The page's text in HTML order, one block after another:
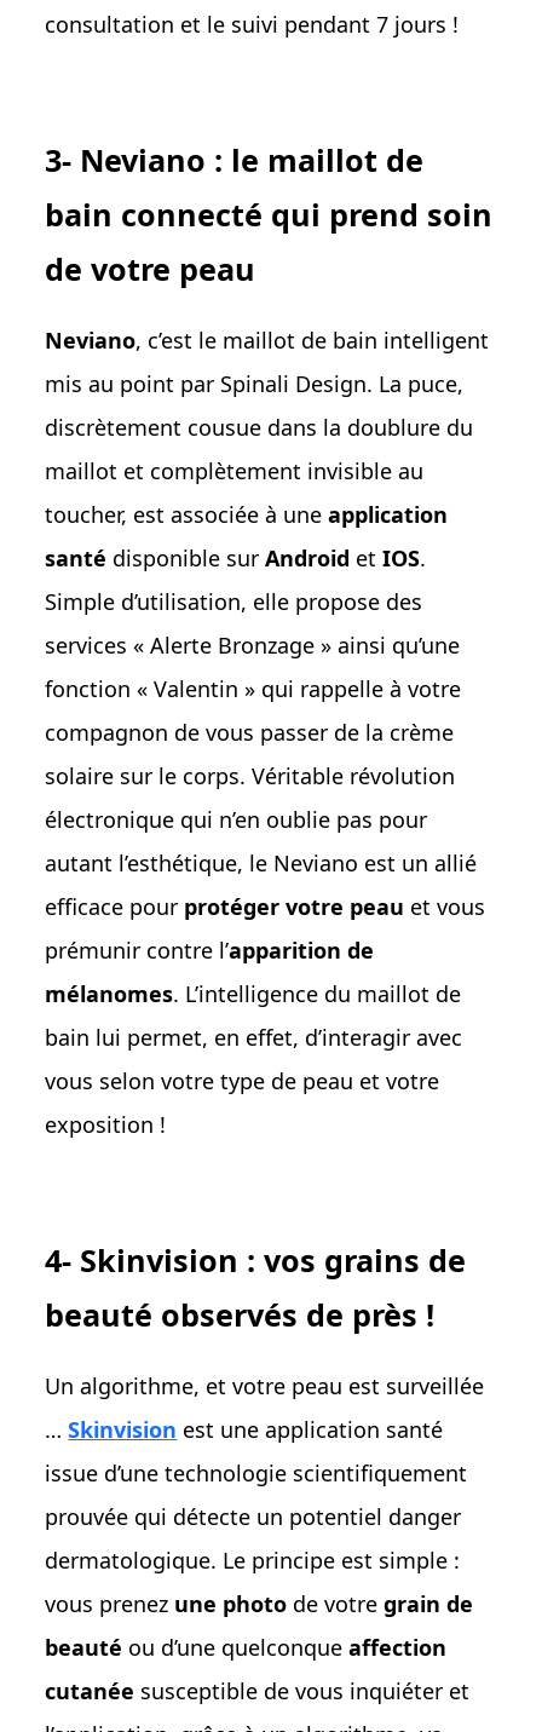
consultation et le suivi pendant 7 jours !
3- Neviano : le maillot de
bain connecté qui prend soin
de votre peau
Neviano, c’est le maillot de bain intelligent
mis au point par Spinali Design. La puce,
discrètement cousue dans la doublure du
maillot et complètement invisible au
toucher, est associée à uneapplication
santé disponible sur Android etIOS.
Simple d’utilisation, elle propose des
services « Alerte Bronzage » ainsi qu’une
fonction « Valentin » qui rappelle à votre
compagnon de vous passer de la crème
solaire sur le corps. Véritable révolution
électronique qui n’en oublie pas pour
autant l’esthétique, le Neviano est un allié
efficace pour protéger votre peau et vous
prémunir contre l’apparition de
mélanomes. L’intelligence du maillot de
bain lui permet, en effet, d’interagir avec
vous selon votre type de peau et votre
exposition !
4- Skinvision : vos grains de
beauté observés de près !
Un algorithme, et votre peau est surveillée
…Skinvision est une application santé
issue d’une technologie scientifiquement
prouvée qui détecte un potentiel danger
dermatologique. Le principe est simple :
vous prenez une photo de votre grain de
beauté ou d’une quelconqueaffection
cutanée susceptible de vous inquiéter et